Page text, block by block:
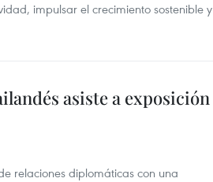
impulsar el crecimiento sostenible y
asiste a exposición
relaciones diplomáticas con una